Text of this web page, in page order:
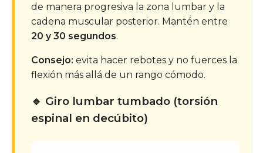
de manera progresiva la zona lumbar y la
cadena muscular posterior. Mantén entre
20 y 30 segundos.
Consejo: evita hacer rebotes y no fuerces la
flexión más allá de un rango cómodo.
🔹 Giro lumbar tumbado (torsión
espinal en decúbito)